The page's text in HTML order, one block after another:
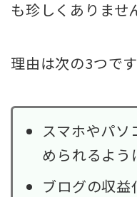
も珍しくありませ
理由は次の3つです
スマホやパ
められるよう
ブログの収益